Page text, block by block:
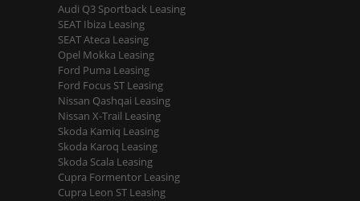
Audi Q3 Sportback Leasing
SEAT Ibiza Leasing
SEAT Ateca Leasing
Opel Mokka Leasing
Ford Puma Leasing
Ford Focus ST Leasing
Nissan Qashqai Leasing
Nissan X-Trail Leasing
Skoda Kamiq Leasing
Skoda Karoq Leasing
Skoda Scala Leasing
Cupra Formentor Leasing
Cupra Leon ST Leasing